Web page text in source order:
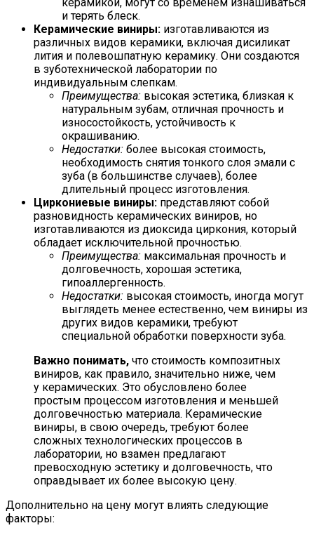
и терять блеск.
Керамические виниры: изготавливаются из
различных видов керамики, включая дисиликат
лития и полевошпатную керамику. Они создаются
в зуботехнической лаборатории по
индивидуальным слепкам.
Преимущества: высокая эстетика, близкая к
натуральным зубам, отличная прочность и
износостойкость, устойчивость к
окрашиванию.
Недостатки: более высокая стоимость,
необходимость снятия тонкого слоя эмали с
зуба (в большинстве случаев), более
длительный процесс изготовления.
Циркониевые виниры: представляют собой
разновидность керамических виниров, но
изготавливаются из диоксида циркония, который
обладает исключительной прочностью.
Преимущества: максимальная прочность и
долговечность, хорошая эстетика,
гипоаллергенность.
Недостатки: высокая стоимость, иногда могут
выглядеть менее естественно, чем виниры из
других видов керамики, требуют
специальной обработки поверхности зуба.
Важно понимать, что стоимость композитных
виниров, как правило, значительно ниже, чем
у керамических. Это обусловлено более
простым процессом изготовления и меньшей
долговечностью материала. Керамические
виниры, в свою очередь, требуют более
сложных технологических процессов в
лаборатории, но взамен предлагают
превосходную эстетику и долговечность, что
оправдывает их более высокую цену.
Дополнительно на цену могут влиять следующие
факторы: